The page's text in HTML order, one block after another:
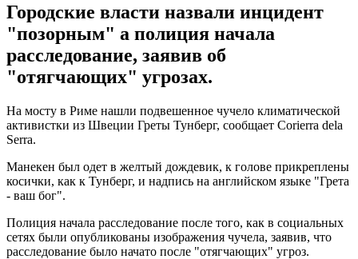
Городские власти назвали инцидент
"позорным" а полиция начала
расследование, заявив об
"отягчающих" угрозах.
На мосту в Риме нашли подвешенное чучело климатической
активистки из Швеции Греты Тунберг, сообщает Corierra dela
Serra.
Манекен был одет в желтый дождевик, к голове прикреплены
косички, как к Тунберг, и надпись на английском языке "Грета
- ваш бог".
Полиция начала расследование после того, как в социальных
сетях были опубликованы изображения чучела, заявив, что
расследование было начато после "отягчающих" угроз.